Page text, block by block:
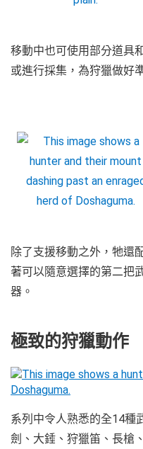
移動中也可使用部分道具
或進行採集，為狩獵做好
除了支援移動之外，牠還
著可以隨意選擇的第二把
器。
極致的狩獵動作
系列中令人熟悉的全14種
劍、大錘、狩獵笛、長槍